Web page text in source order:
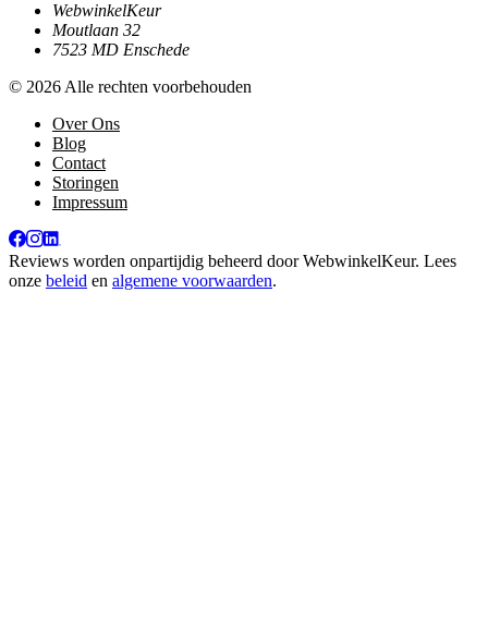
WebwinkelKeur
Moutlaan 32
7523 MD Enschede
© 2026 Alle rechten voorbehouden
Over Ons
Blog
Contact
Storingen
Impressum
Reviews worden onpartijdig beheerd doorWebwinkelKeur. Lees
onze beleid en algemene voorwaarden.